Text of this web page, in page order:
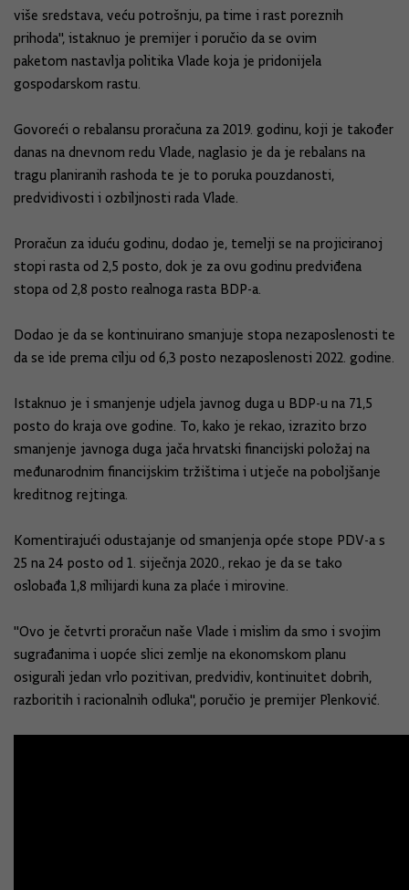
više sredstava, veću potrošnju, pa time i rast poreznih
prihoda", istaknuo je premijer i poručio da se ovim
paketom nastavlja politika Vlade koja je pridonijela
gospodarskom rastu.
Govoreći o rebalansu proračuna za 2019. godinu, koji je također
danas na dnevnom redu Vlade, naglasio je da je rebalans na
tragu planiranih rashoda te je to poruka pouzdanosti,
predvidivosti i ozbiljnosti rada Vlade.
Proračun za iduću godinu, dodao je, temelji se na projiciranoj
stopi rasta od 2,5 posto, dok je za ovu godinu predviđena
stopa od 2,8 posto realnoga rasta BDP-a.
Dodao je da se kontinuirano smanjuje stopa nezaposlenosti te
da se ide prema cilju od 6,3 posto nezaposlenosti 2022. godine.
Istaknuo je i smanjenje udjela javnog duga u BDP-u na 71,5
posto do kraja ove godine. To, kako je rekao, izrazito brzo
smanjenje javnoga duga jača hrvatski financijski položaj na
međunarodnim financijskim tržištima i utječe na poboljšanje
kreditnog rejtinga.
Komentirajući odustajanje od smanjenja opće stope PDV-a s
25 na 24 posto od 1. siječnja 2020., rekao je da se tako
oslobađa 1,8 milijardi kuna za plaće i mirovine.
"Ovo je četvrti proračun naše Vlade i mislim da smo i svojim
sugrađanima i uopće slici zemlje na ekonomskom planu
osigurali jedan vrlo pozitivan, predvidiv, kontinuitet dobrih,
razboritih i racionalnih odluka", poručio je premijer Plenković.